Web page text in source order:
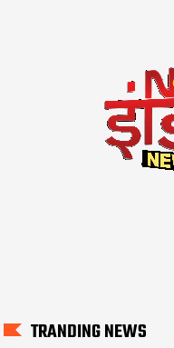
TRANDING NEWS